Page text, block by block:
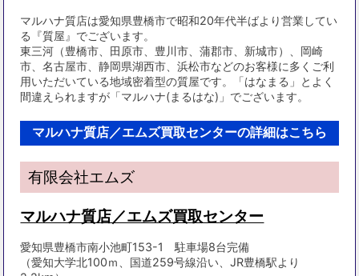
マルハナ質店は愛知県豊橋市で昭和20年代半ばより営業してい
る『質屋』でございます。
東三河（豊橋市、田原市、豊川市、蒲郡市、新城市）、岡崎
市、名古屋市、静岡県湖西市、浜松市などのお客様に多くご利
用いただいている地域密着型の質屋です。「はなまる」とよく
間違えられますが「マルハナ(まるはな)」でございます。
マルハナ質店／エムズ買取センターの詳細はこちら
有限会社エムズ
マルハナ質店／エムズ買取センター
愛知県豊橋市南小池町153-1 駐車場8台完備
（愛知大学北100ｍ、国道259号線沿い、JR豊橋駅より